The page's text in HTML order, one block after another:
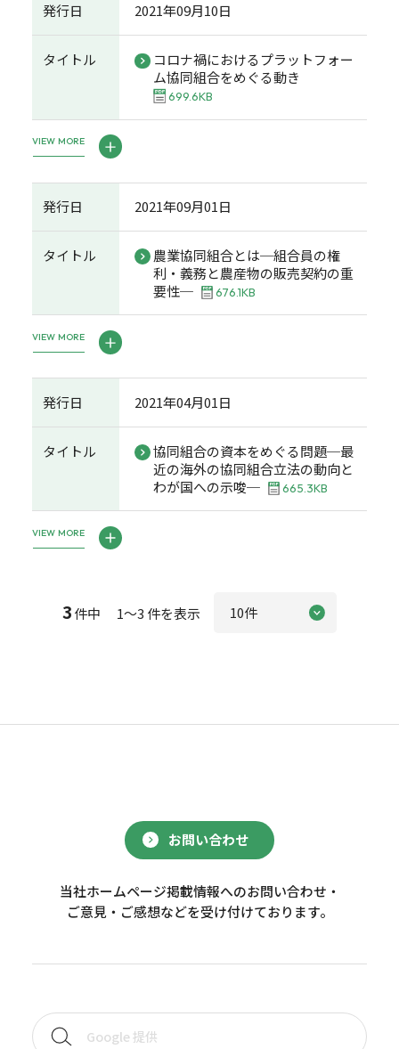
発行日 2021年09月10日
タイトル
コロナ禍におけるプラットフォー
ム協同組合をめぐる動き
699.6KB
VIEW MORE
発行日 2021年09月01日
タイトル
農業協同組合とは─組合員の権
利・義務と農産物の販売契約の重
要性─
676.1KB
VIEW MORE
発行日 2021年04月01日
タイトル
協同組合の資本をめぐる問題─最
近の海外の協同組合立法の動向と
わが国への示唆─
665.3KB
VIEW MORE
3件中 1～3 件を表示
お問い合わせ
当社ホームページ掲載情報へのお問い合わせ・
ご意見・ご感想などを受け付けております。